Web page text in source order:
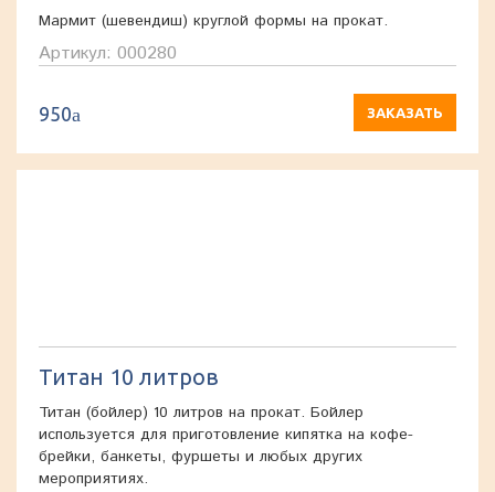
Мармит (шевендиш) круглой формы на прокат.
Артикул: 000280
950a ЗАКАЗАТЬ
Титан 10 литров
Титан (бойлер) 10 литров на прокат. Бойлер
используется для приготовление кипятка на кофе-
брейки, банкеты, фуршеты и любых других
мероприятиях.